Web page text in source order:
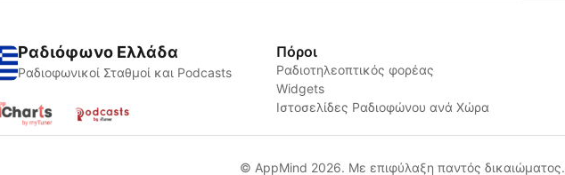
Ραδιόφωνο Ελλάδα
Ραδιοφωνικοί Σταθμοί και Podcasts
Πόροι
Ραδιοτηλεοπτικός φορέας
Widgets
Ιστοσελίδες Ραδιοφώνου ανά Χώρα
© AppMind 2026. Με επιφύλαξη παντός δικαιώματος.